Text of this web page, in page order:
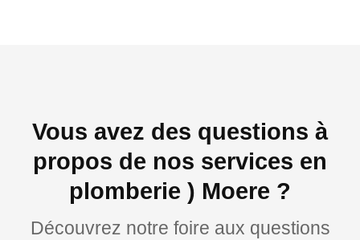
Vous avez des questions à
propos de nos services en
plomberie ) Moere ?
Découvrez notre foire aux questions